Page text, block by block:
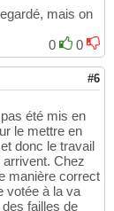
mais on
0
0
#6
été mis en
le mettre en
donc le travail
Chez
manière correct
votée à la va
failles de